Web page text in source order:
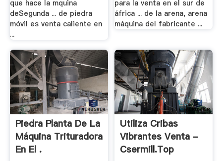
que hace la mquina
deSegunda ... de piedra
móvil es venta caliente en
...
para la venta en el sur de
áfrica ... de la arena, arena
máquina del fabricante ...
Piedra Planta De La
Máquina Trituradora
En El .
Utiliza Cribas
Vibrantes Venta -
Csermill.top